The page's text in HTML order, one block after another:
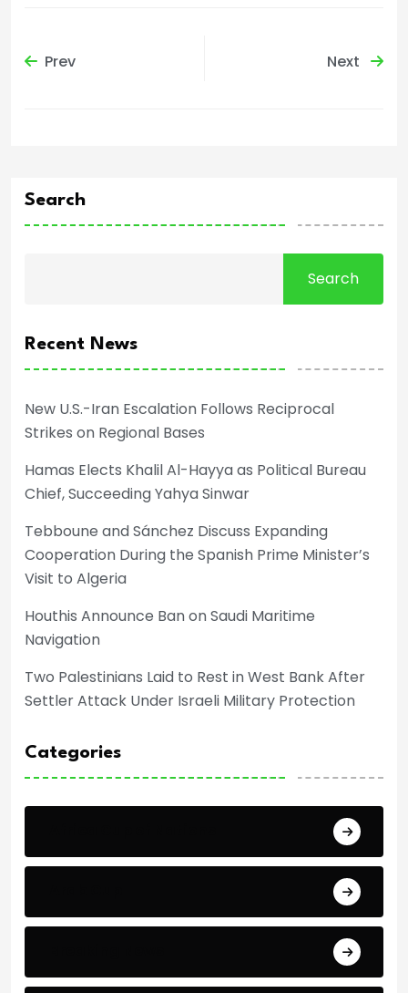
Prev Next
Search
Search
Recent News
New U.S.-Iran Escalation Follows Reciprocal
Strikes on Regional Bases
Hamas Elects Khalil Al-Hayya as Political Bureau
Chief, Succeeding Yahya Sinwar
Tebboune and Sánchez Discuss Expanding
Cooperation During the Spanish Prime Minister’s
Visit to Algeria
Houthis Announce Ban on Saudi Maritime
Navigation
Two Palestinians Laid to Rest in West Bank After
Settler Attack Under Israeli Military Protection
Categories